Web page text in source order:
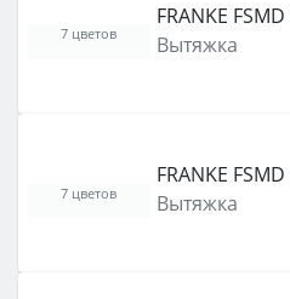
FRANKE
Вытяжка
7 цветов
FRANKE
Вытяжка
7 цветов